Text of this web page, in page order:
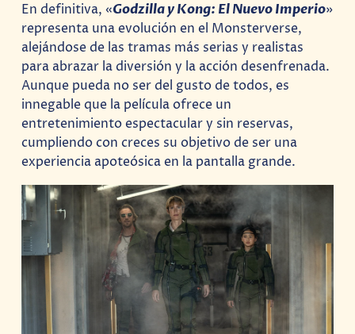
En definitiva, «Godzilla y Kong: El Nuevo Imperio»
representa una evolución en el Monsterverse,
alejándose de las tramas más serias y realistas
para abrazar la diversión y la acción desenfrenada.
Aunque pueda no ser del gusto de todos, es
innegable que la película ofrece un
entretenimiento espectacular y sin reservas,
cumpliendo con creces su objetivo de ser una
experiencia apoteósica en la pantalla grande.